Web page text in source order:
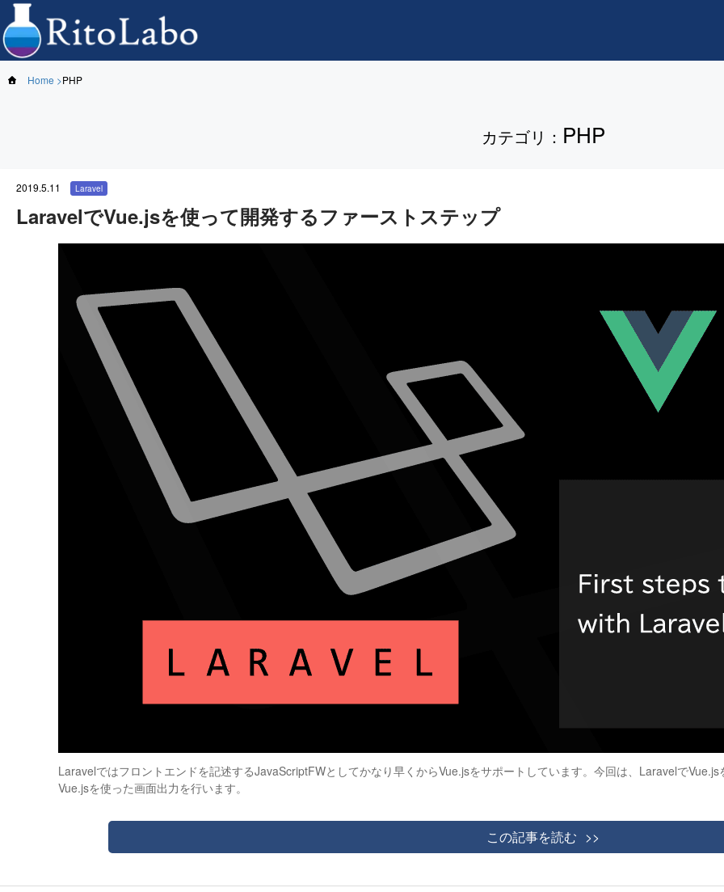
Home PHP
カテゴリ ： PHP
LaravelでVue.jsを使って開発するファーストステップ
2019.5.11 Laravel
Laravelではフロントエンドを記述するJavaScriptFWとしてかなり早くからVue.jsをサポートしています。今回は、Laravelで
Vue.jsを使った画面出力を行います。
この記事を読む